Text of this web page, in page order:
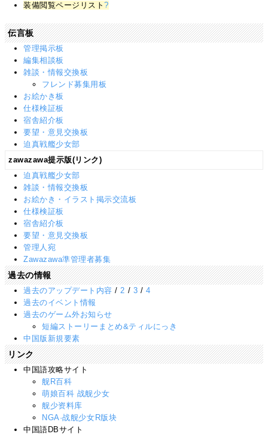
装備閲覧ページリスト?
伝言板
管理掲示板
編集相談板
雑談・情報交換板
フレンド募集用板
お絵かき板
仕様検証板
宿舎紹介板
要望・意見交換板
迫真戦艦少女部
zawazawa提示版(リンク)
迫真戦艦少女部
雑談・情報交換板
お絵かき・イラスト掲示交流板
仕様検証板
宿舎紹介板
要望・意見交換板
管理人宛
Zawazawa準管理者募集
過去の情報
過去のアップデート内容 /2 / 3 / 4
過去のイベント情報
過去のゲーム外お知らせ
短編ストーリーまとめ&ティルにっき
中国版新規要素
リンク
中国語攻略サイト
舰R百科
萌娘百科 战舰少女
舰少资料库
NGA·战舰少女R版块
中国語DBサイト